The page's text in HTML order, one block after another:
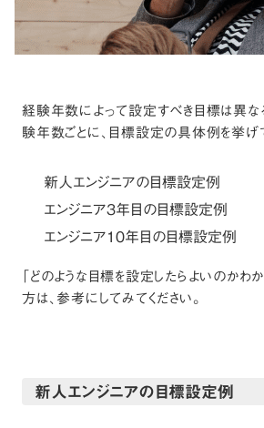
経験年数によって設定すべき目標は異な
験年数ごとに、目標設定の具体例を挙げ
新人エンジニアの目標設定例
エンジニア3年目の目標設定例
エンジニア10年目の目標設定例
「どのような目標を設定したらよいのかわ
方は、参考にしてみてください。
新人エンジニアの目標設定例